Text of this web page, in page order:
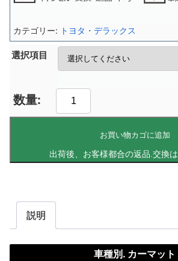
選択項目
お買い物カゴに追加
カテゴリー: トヨタ・デラックス
説明
車種別. カーマット